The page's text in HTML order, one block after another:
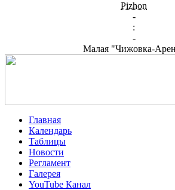
Pizhon
-
:
-
Малая "Чижовка-
Главная
Календарь
Таблицы
Новости
Регламент
Галерея
YouTube Канал